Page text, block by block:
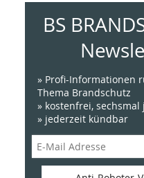
BS
» Profi-Informationen
Thema Brandschutz
» kostenfrei,
» jederzeit kündbar